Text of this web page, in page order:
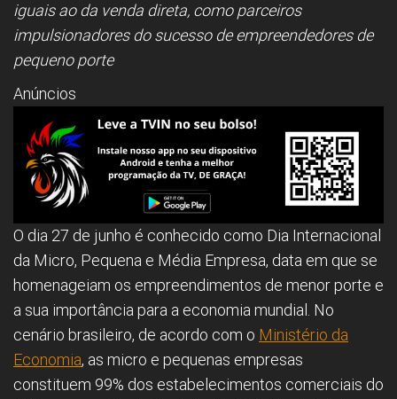
iguais ao da venda direta, como parceiros
impulsionadores do sucesso de empreendedores de
pequeno porte
Anúncios
O dia 27 de junho é conhecido como Dia Internacional
da Micro, Pequena e Média Empresa, data em que se
homenageiam os empreendimentos de menor porte e
a sua importância para a economia mundial. No
cenário brasileiro, de acordo com o Ministério da
Economia, as micro e pequenas empresas
constituem 99% dos estabelecimentos comerciais do